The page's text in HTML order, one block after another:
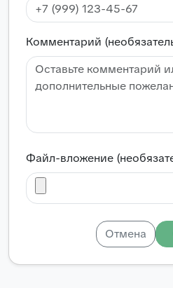
Комментарий
Файл-вложение
Отмена